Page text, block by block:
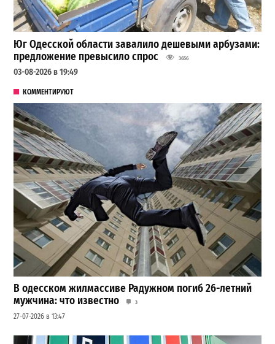
Юг Одесской области завалило дешевыми арбузами:
предложение превысило спрос
3656
03-08-2026 в 19:49
КОММЕНТИРУЮТ
В одесском жилмассиве Радужном погиб 26-летний
мужчина: что известно
3
27-07-2026 в 13:47